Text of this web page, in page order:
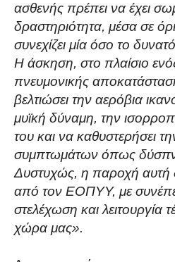
ασθενής πρέπει να έχει
δραστηριότητα, μέσα σε
συνεχίζει μία όσο το
Η άσκηση, στο πλαίσιο
πνευμονικής
βελτιώσει την αερόβια
μυϊκή δύναμη, την
του και να καθυστερήσει
συμπτωμάτων όπως
Δυστυχώς, η παροχή αυτή
από τον ΕΟΠΥΥ, με
στελέχωση και λειτουργία
χώρα μας».